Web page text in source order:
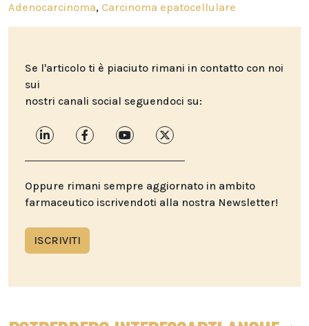
Adenocarcinoma, Carcinoma epatocellulare
Se l'articolo ti è piaciuto rimani in contatto con noi
sui
nostri canali social seguendoci su:
Oppure rimani sempre aggiornato in ambito
farmaceutico iscrivendoti alla nostra Newsletter!
ISCRIVITI